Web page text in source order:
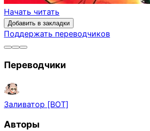
Начать читать
Добавить в закладки
Поддержать переводчиков
Переводчики
Заливатор [BOT]
Авторы